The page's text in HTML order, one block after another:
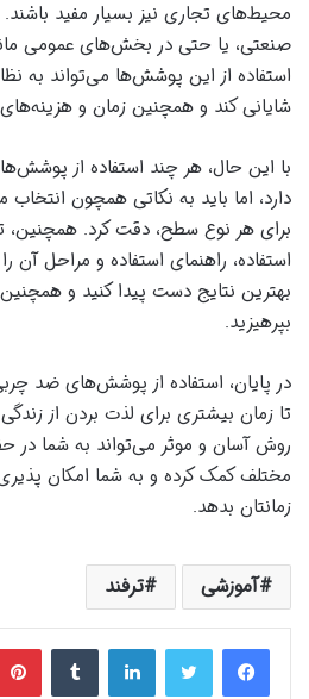
محیط‌های تجاری نیز بسیار مفید باشند.
صنعتی، یا حتی در بخش‌های عمومی
استفاده از این پوشش‌ها می‌تواند به
شایانی کند و همچنین زمان و
با این حال، هر چند استفاده از
دارد، اما باید به نکاتی همچون
برای هر نوع سطح، دقت کرد. همچنین،
استفاده، راهنمای استفاده و مراحل آن
بهترین نتایج دست پیدا کنید و همچنین
بپرهیزید.
در پایان، استفاده از پوشش‌های ضد
تا زمان بیشتری برای لذت بردن از
روش آسان و موثر می‌تواند به شما
مختلف کمک کرده و به شما امکان پذیری
زمانتان بدهد.
آموزشی ترفند
لینکدین